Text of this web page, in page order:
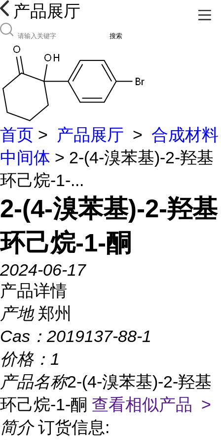
产品展厅
搜索
首页 > 产品展厅 > 合成材料
中间体 > 2-(4-溴苯基)-2-羟基
环己烷-1-...
2-(4-溴苯基)-2-羟基
环己烷-1-酮
2024-06-17
产品详情
产地 郑州
Cas： 2019137-88-1
价格： 1
产品名称2-(4-溴苯基)-2-羟基
环己烷-1-酮 查看相似产品 >
简介 订货信息: